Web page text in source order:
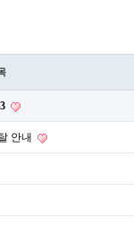
3
안내